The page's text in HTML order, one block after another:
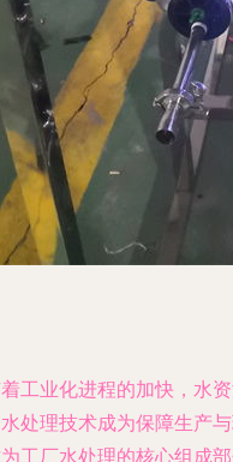
工业化进程的加快，水
处理技术成为保障生产
工厂水处理的核心组成